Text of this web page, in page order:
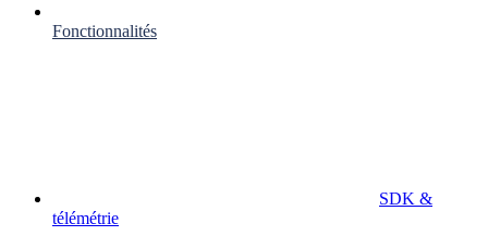
Fonctionnalités
SDK &
télémétrie